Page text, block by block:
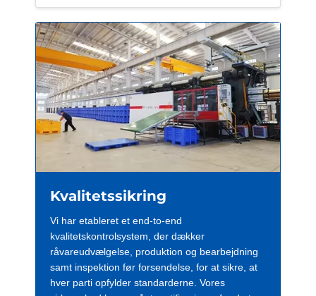
Kvalitetssikring
Vi har etableret et end-to-end
kvalitetskontrolsystem, der dækker
råvareudvælgelse, produktion og bearbejdning
samt inspektion før forsendelse, for at sikre, at
hver parti opfylder standarderne. Vores